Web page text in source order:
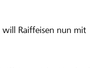
will Raiffeisen nun mit